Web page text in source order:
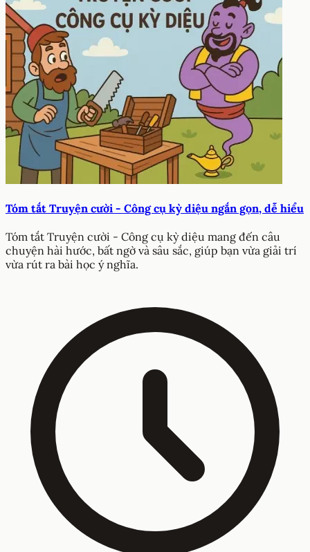
Tóm tắt Truyện cười - Công cụ kỳ diệu ngắn gọn, dễ hiểu
Tóm tắt Truyện cười - Công cụ kỳ diệu mang đến câu
chuyện hài hước, bất ngờ và sâu sắc, giúp bạn vừa giải trí
vừa rút ra bài học ý nghĩa.